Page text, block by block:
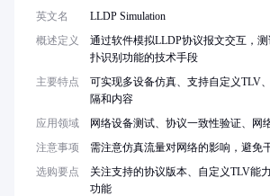
英文名
LLDP Simulation
概述定义
通过软件模拟LLDP协议报文交互，
扑识别功能的技术手段
主要特点
可实现多设备仿真、支持自定义TLV
隔和内容
应用领域
网络设备测试、协议一致性验证、网
注意事项
需注意仿真流量对网络的影响，避免
选购要点
关注支持的协议版本、自定义TLV能
功能